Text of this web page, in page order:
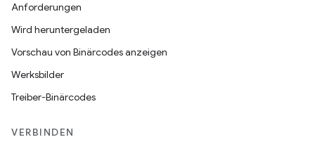
Anforderungen
Wird heruntergeladen
Vorschau von Binärcodes anzeigen
Werksbilder
Treiber-Binärcodes
VERBINDEN